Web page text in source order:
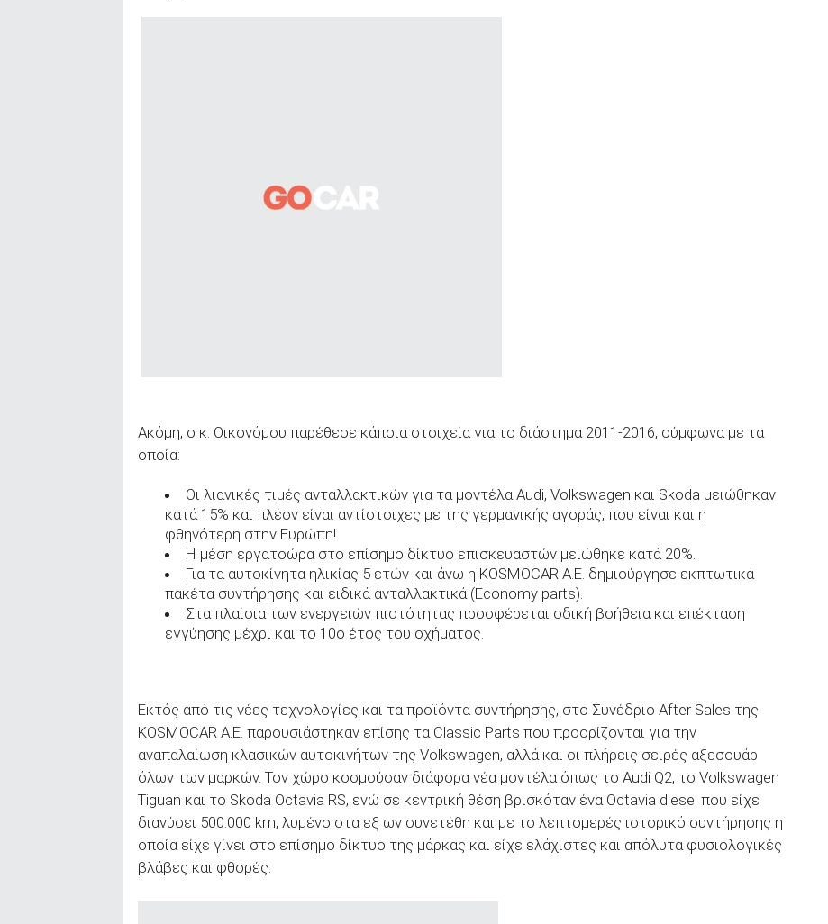
Ακόμη, ο κ. Οικονόμου παρέθεσε κάποια στοιχεία για το διάστημα 2011-2016, σύμφωνα με τα
οποία:
Οι λιανικές τιμές ανταλλακτικών για τα μοντέλα Audi, Volkswagen και Skoda μειώθηκαν
κατά 15% και πλέον είναι αντίστοιχες με της γερμανικής αγοράς, που είναι και η
φθηνότερη στην Ευρώπη!
Η μέση εργατοώρα στο επίσημο δίκτυο επισκευαστών μειώθηκε κατά 20%.
Για τα αυτοκίνητα ηλικίας 5 ετών και άνω η KOSMOCAR A.E. δημιούργησε εκπτωτικά
πακέτα συντήρησης και ειδικά ανταλλακτικά (Economy parts).
Στα πλαίσια των ενεργειών πιστότητας προσφέρεται οδική βοήθεια και επέκταση
εγγύησης μέχρι και το 10ο έτος του οχήματος.
Εκτός από τις νέες τεχνολογίες και τα προϊόντα συντήρησης, στο Συνέδριο After Sales της
KOSMOCAR A.E. παρουσιάστηκαν επίσης τα Classic Parts που προορίζονται για την
αναπαλαίωση κλασικών αυτοκινήτων της Volkswagen, αλλά και οι πλήρεις σειρές αξεσουάρ
όλων των μαρκών. Τον χώρο κοσμούσαν διάφορα νέα μοντέλα όπως το Audi Q2, το Volkswagen
Tiguan και το Skoda Octavia RS, ενώ σε κεντρική θέση βρισκόταν ένα Octavia diesel που είχε
διανύσει 500.000 km, λυμένο στα εξ ων συνετέθη και με το λεπτομερές ιστορικό συντήρησης η
οποία είχε γίνει στο επίσημο δίκτυο της μάρκας και είχε ελάχιστες και απόλυτα φυσιολογικές
βλάβες και φθορές.